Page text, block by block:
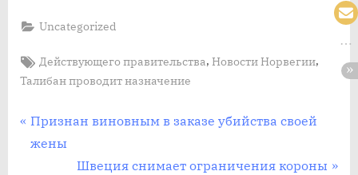
Uncategorized
Tags:
Действующего правительства,Новости Норвегии,
Талибан проводит назначение
Post
navigation
П
р
Признан виновным в заказе убийства своей
жены
С
Швеция снимает ограничения короны